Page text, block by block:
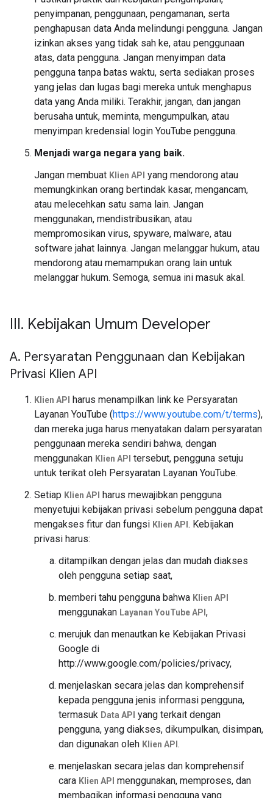
penyimpanan, penggunaan, pengamanan, serta
penghapusan data Anda melindungi pengguna. Jangan
izinkan akses yang tidak sah ke, atau penggunaan
atas, data pengguna. Jangan menyimpan data
pengguna tanpa batas waktu, serta sediakan proses
yang jelas dan lugas bagi mereka untuk menghapus
data yang Anda miliki. Terakhir, jangan, dan jangan
berusaha untuk, meminta, mengumpulkan, atau
menyimpan kredensial login YouTube pengguna.
Menjadi warga negara yang baik.
Jangan membuat Klien API yang mendorong atau
memungkinkan orang bertindak kasar, mengancam,
atau melecehkan satu sama lain. Jangan
menggunakan, mendistribusikan, atau
mempromosikan virus, spyware, malware, atau
software jahat lainnya. Jangan melanggar hukum, atau
mendorong atau memampukan orang lain untuk
melanggar hukum. Semoga, semua ini masuk akal.
III. Kebijakan Umum Developer
A. Persyaratan Penggunaan dan Kebijakan
Privasi Klien API
Klien API harus menampilkan link ke Persyaratan
Layanan YouTube (https://www.youtube.com/t/terms),
dan mereka juga harus menyatakan dalam persyaratan
penggunaan mereka sendiri bahwa, dengan
menggunakan Klien API tersebut, pengguna setuju
untuk terikat oleh Persyaratan Layanan YouTube.
Setiap Klien API harus mewajibkan pengguna
menyetujui kebijakan privasi sebelum pengguna dapat
mengakses fitur dan fungsi Klien API . Kebijakan
privasi harus:
ditampilkan dengan jelas dan mudah diakses
oleh pengguna setiap saat,
memberi tahu pengguna bahwa Klien API
menggunakan Layanan YouTube API ,
merujuk dan menautkan ke Kebijakan Privasi
Google di
http://www.google.com/policies/privacy,
menjelaskan secara jelas dan komprehensif
kepada pengguna jenis informasi pengguna,
termasuk Data API yang terkait dengan
pengguna, yang diakses, dikumpulkan, disimpan,
dan digunakan oleh Klien API .
menjelaskan secara jelas dan komprehensif
cara Klien API menggunakan, memproses, dan
membagikan informasi pengguna yang